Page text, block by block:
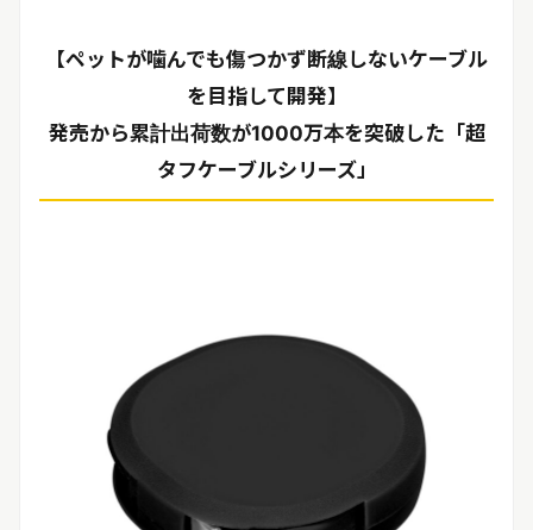
【ペットが噛んでも傷つかず断線しないケーブル
を目指して開発】
発売から累計出荷数が1000万本を突破した「超
タフケーブルシリーズ」